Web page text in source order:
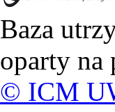
Baza
oparty na
© ICM